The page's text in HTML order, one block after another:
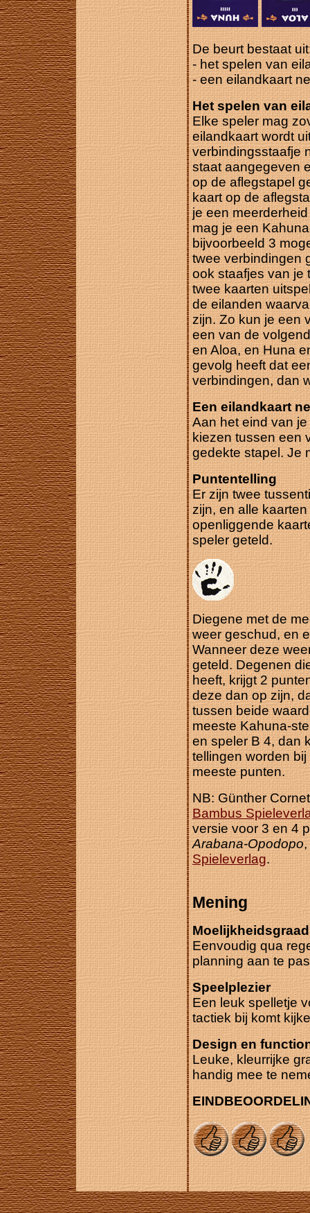
De beurt bestaat
- het spelen van
- een eilandkaart
Het spelen van
Elke speler mag
eilandkaart wordt
verbindingsstaafje
staat aangegeven
op de aflegstapel
kaart op de
je een
mag je een
bijvoorbeeld 3
twee verbindingen
ook staafjes van je
twee kaarten
de eilanden
zijn. Zo kun je een
een van de
en Aloa, en Huna
gevolg heeft dat
verbindingen, dan
Een eilandkaart
Aan het eind van
kiezen tussen een
gedekte stapel. Je
Puntentelling
Er zijn twee
zijn, en alle
openliggende
speler geteld.
Diegene met de
weer geschud, en
Wanneer deze
geteld. Degenen
heeft, krijgt 2
deze dan op zijn,
tussen beide
meeste Kahuna-
en speler B 4, dan
tellingen worden
meeste punten.
NB: Günther
Bambus
versie voor 3 en 4
Arabana-Opodopo
Spieleverlag.
Mening
Moelijkheidsgraad
Eenvoudig qua
planning aan te
Speelplezier
Een leuk spelletje
tactiek bij komt
Design en
Leuke, kleurrijke
handig mee te